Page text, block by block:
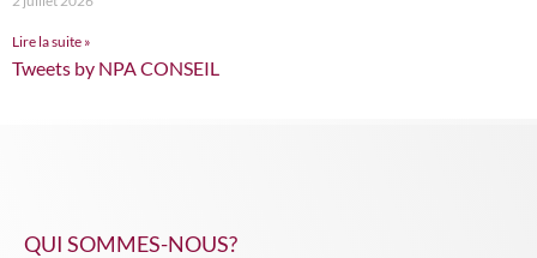
Lire la suite »
Tweets by NPA CONSEIL
QUI SOMMES-NOUS?